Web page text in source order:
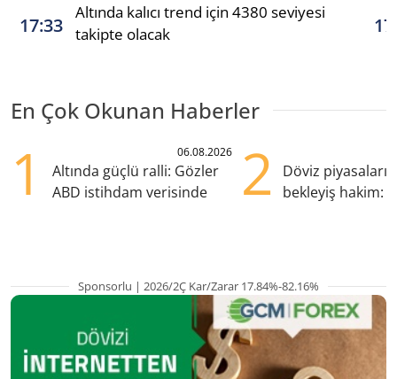
17:33
Altında kalıcı trend için 4380 seviyesi
takipte olacak
En Çok Okunan Haberler
1 06.08.2026
Altında güçlü ralli: Gözler
ABD istihdam verisinde
2
Döviz
bekleyiş hakim:
Sponsorlu | 2026/2Ç Kar/Zarar 17.84%-82.16%